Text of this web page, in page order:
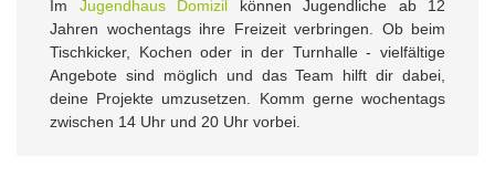
Im Jugendhaus Domizil können Jugendliche ab 12
Jahren wochentags ihre Freizeit verbringen. Ob beim
Tischkicker, Kochen oder in der Turnhalle - vielfältige
Angebote sind möglich und das Team hilft dir dabei,
deine Projekte umzusetzen. Komm gerne wochentags
zwischen 14 Uhr und 20 Uhr vorbei.